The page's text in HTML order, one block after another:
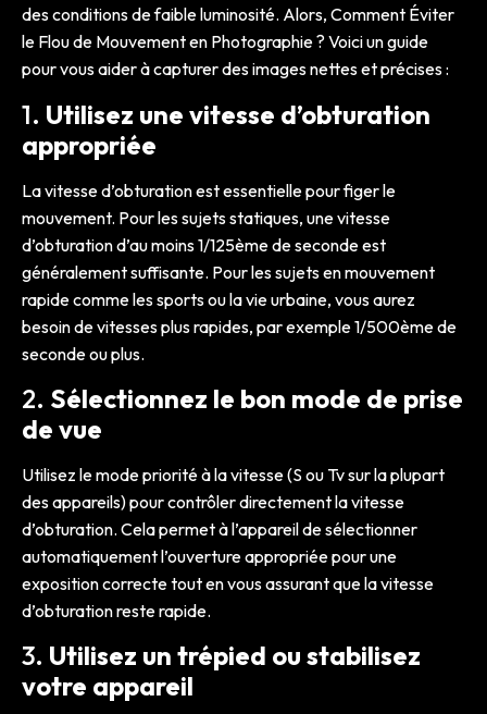
des conditions de faible luminosité. Alors, Comment Éviter
le Flou de Mouvement en Photographie ? Voici un guide
pour vous aider à capturer des images nettes et précises :
1. Utilisez une vitesse d’obturation
appropriée
La vitesse d’obturation est essentielle pour figer le
mouvement. Pour les sujets statiques, une vitesse
d’obturation d’au moins 1/125ème de seconde est
généralement suffisante. Pour les sujets en mouvement
rapide comme les sports ou la vie urbaine, vous aurez
besoin de vitesses plus rapides, par exemple 1/500ème de
seconde ou plus.
2. Sélectionnez le bon mode de prise
de vue
Utilisez le mode priorité à la vitesse (S ou Tv sur la plupart
des appareils) pour contrôler directement la vitesse
d’obturation. Cela permet à l’appareil de sélectionner
automatiquement l’ouverture appropriée pour une
exposition correcte tout en vous assurant que la vitesse
d’obturation reste rapide.
3. Utilisez un trépied ou stabilisez
votre appareil